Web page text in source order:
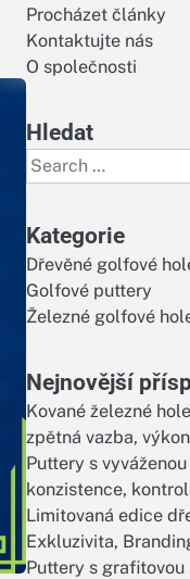
Procházet články
Kontaktujte nás
O společnosti
Hledat
Search
for:
Kategorie
Dřevěné golfové
Golfové puttery
Železné golfové
Nejnovější
Kované železné
zpětná vazba, výkon
Puttery s
konzistence,
Limitovaná edice
Exkluzivita,
Puttery s